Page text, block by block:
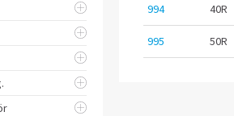
994 40R
995 50R